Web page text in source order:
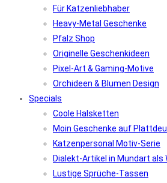
Für Katzenliebhaber
Heavy-Metal Geschenke
Pfalz Shop
Originelle Geschenkideen
Pixel-Art & Gaming-Motive
Orchideen & Blumen Design
Specials
Coole Halsketten
Moin Geschenke auf
Katzenpersonal Motiv-Serie
Dialekt-Artikel in Mundart als
Lustige Sprüche-Tassen